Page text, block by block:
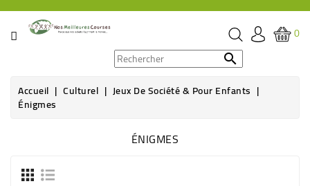
CATÉGORIE
ÉPICERIE
BOISSON
0

Accueil Culturel Jeux De Société & Pour Enfants
Énigmes
ÉNIGMES